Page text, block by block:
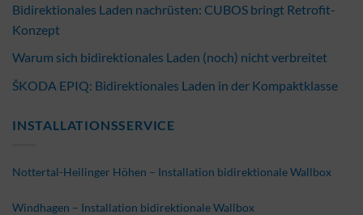
Bidirektionales Laden nachrüsten: CUBOS bringt Retrofit-
Konzept
Warum sich bidirektionales Laden (noch) nicht verbreitet
ŠKODA EPIQ: Bidirektionales Laden in der Kompaktklasse
INSTALLATIONSSERVICE
Nottertal-Heilinger Höhen – Installation bidirektionale Wallbox
Windhagen – Installation bidirektionale Wallbox